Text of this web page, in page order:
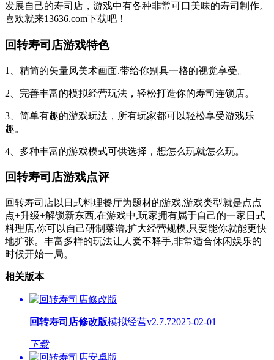
发展自己的寿司店，游戏中有各种非常可口美味的寿司制作。
喜欢就来13636.com下载吧！
回转寿司店游戏特色
1、精简的矢量风美术画面.带给你别具一格的视觉享受。
2、完善丰富的模拟经营玩法，轻松打造你的寿司连锁店。
3、简单有趣的游戏玩法，所有玩家都可以轻松享受游戏乐
趣。
4、多种丰富的游戏模式可供选择，想怎么玩就怎么玩。
回转寿司店游戏点评
回转寿司店以日式料理餐厅为题材的游戏,游戏类型就是点点
点+升级+解锁新东西,在游戏中,玩家拥有属于自己的一家日式
料理店,你可以自己研制菜谱,扩大经营规模,只要能你就能更快
地扩张。丰富多样的玩法让人爱不释手,非常适合休闲娱乐的
时候开始一局。
相关版本
回转寿司店修改版模拟经营v2.7.72025-02-01
下载